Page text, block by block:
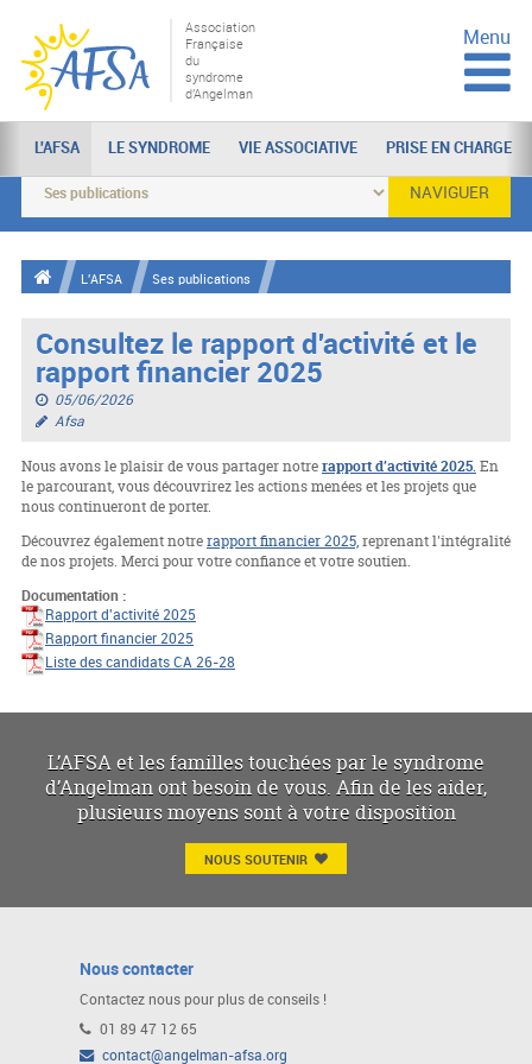
Association
Française
du
syndrome
d'Angelman
Menu
L'AFSA LE SYNDROME VIE ASSOCIATIVE PRISE EN CHARGE
NAVIGUER
L'AFSA Ses publications
Consultez le rapport d'activité et le
rapport financier 2025
05/06/2026
Afsa
Nous avons le plaisir de vous partager notrerapport d’activité 2025. En
le parcourant, vous découvrirez les actions menées et les projets que
nous continueront de porter.
Découvrez également notrerapport financier 2025,reprenant l'intégralité
de nos projets. Merci pour votre confiance et votre soutien.
Documentation :
Rapport d'activité 2025
Rapport financier 2025
Liste des candidats CA 26-28
L’AFSA et les familles touchées par le syndrome
d’Angelman ont besoin de vous. Afin de les aider,
plusieurs moyens sont à votre disposition
NOUS SOUTENIR
Nous contacter
Contactez nous pour plus de conseils !
01 89 47 12 65
contact@angelman-afsa.org